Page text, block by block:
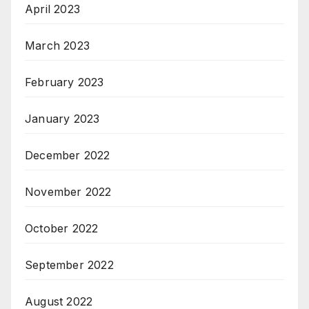
April 2023
March 2023
February 2023
January 2023
December 2022
November 2022
October 2022
September 2022
August 2022